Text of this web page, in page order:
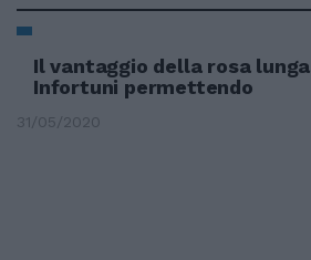
Il vantaggio della rosa
Infortuni permettendo
31/05/2020